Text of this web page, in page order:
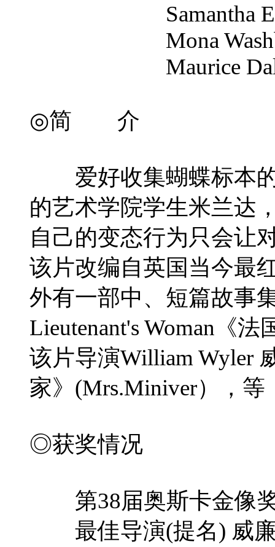
Samantha
Mona
Maurice
◎简 介
爱好收集蝴蝶标本的
的艺术学院学生米兰达
自己的变态行为只会让
该片改编自英国当今最
外有一部中、短篇故事
Lieutenant's Woman《
该片导演William Wyler
家》(Mrs.Miniver），
◎获奖情况
第38届奥斯卡金像
最佳导演(提名) 威廉